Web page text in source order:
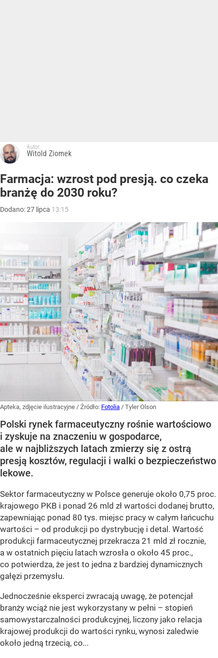
Autor:
Witold Ziomek
Farmacja: wzrost pod presją. co czeka
branżę do 2030 roku?
Dodano:27 lipca 13:15
Apteka, zdjęcie ilustracyjne / Źródło: Fotolia / Tyler Olson
Polski rynek farmaceutyczny rośnie wartościowo
i zyskuje na znaczeniu w gospodarce,
ale w najbliższych latach zmierzy się z ostrą
presją kosztów, regulacji i walki o bezpieczeństwo
lekowe.
Sektor farmaceutyczny w Polsce generuje około 0,75 proc.
krajowego PKB i ponad 26 mld zł wartości dodanej brutto,
zapewniając ponad 80 tys. miejsc pracy w całym łańcuchu
wartości – od produkcji po dystrybucję i detal. Wartość
produkcji farmaceutycznej przekracza 21 mld zł rocznie,
a w ostatnich pięciu latach wzrosła o około 45 proc.,
co potwierdza, że jest to jedna z bardziej dynamicznych
gałęzi przemysłu.
Jednocześnie eksperci zwracają uwagę, że potencjał
branży wciąż nie jest wykorzystany w pełni – stopień
samowystarczalności produkcyjnej, liczony jako relacja
krajowej produkcji do wartości rynku, wynosi zaledwie
około jedną trzecią, co...